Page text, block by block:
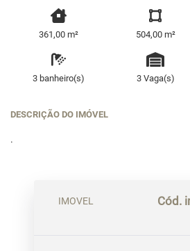
361,00 m² 504,00 m²
3 banheiro(s) 3 Vaga(s)
DESCRIÇÃO DO IMÓVEL
.
IMOVEL Cód.